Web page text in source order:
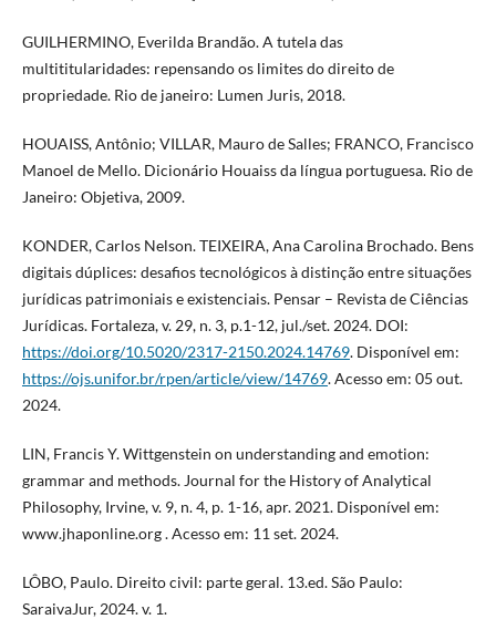
GUILHERMINO, Everilda Brandão. A tutela das
multititularidades: repensando os limites do direito de
propriedade. Rio de janeiro: Lumen Juris, 2018.
HOUAISS, Antônio; VILLAR, Mauro de Salles; FRANCO, Francisco
Manoel de Mello. Dicionário Houaiss da língua portuguesa. Rio de
Janeiro: Objetiva, 2009.
KONDER, Carlos Nelson. TEIXEIRA, Ana Carolina Brochado. Bens
digitais dúplices: desafios tecnológicos à distinção entre situações
jurídicas patrimoniais e existenciais. Pensar – Revista de Ciências
Jurídicas. Fortaleza, v. 29, n. 3, p.1-12, jul./set. 2024. DOI:
https://doi.org/10.5020/2317-2150.2024.14769. Disponível em:
https://ojs.unifor.br/rpen/article/view/14769. Acesso em: 05 out.
2024.
LIN, Francis Y. Wittgenstein on understanding and emotion:
grammar and methods. Journal for the History of Analytical
Philosophy, Irvine, v. 9, n. 4, p. 1-16, apr. 2021. Disponível em:
www.jhaponline.org . Acesso em: 11 set. 2024.
LÔBO, Paulo. Direito civil: parte geral. 13.ed. São Paulo:
SaraivaJur, 2024. v. 1.